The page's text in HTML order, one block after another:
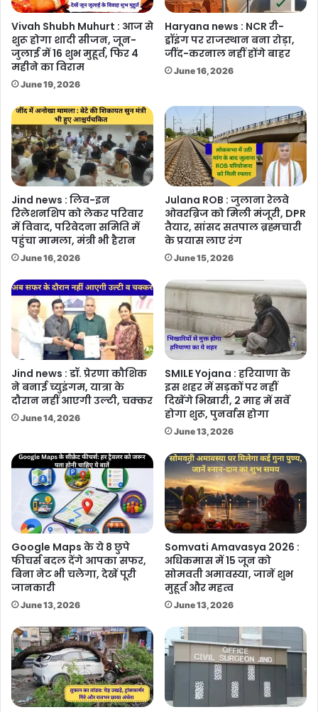
Vivah Shubh Muhurt : आज से
शुरू होगा शादी सीजन, जून-
जुलाई में 16 शुभ मुहूर्त, फिर 4
महीने का विराम
June 19, 2026
Haryana news : NCR री-
ड्रॉइंग पर राजस्थान बना रोड़ा,
जींद-करनाल नहीं होंगे बाहर
June 16, 2026
Jind news : लिव-इन
रिलेशनशिप को लेकर परिवार
में विवाद, परिवेदना समिति में
पहुंचा मामला, मंत्री भी हैरान
June 16, 2026
Julana ROB : जुलाना रेलवे
ओवरब्रिज को मिली मंजूरी, DPR
तैयार, सांसद सतपाल ब्रह्मचारी
के प्रयास लाए रंग
June 15, 2026
Jind news : डॉ. प्रेरणा कौशिक
ने बनाई च्युइंगम, यात्रा के
दौरान नहीं आएगी उल्टी, चक्कर
June 14, 2026
SMILE Yojana : हरियाणा के
इस शहर में सड़कों पर नहीं
दिखेंगे भिखारी, 2 माह में सर्वे
होगा शुरू, पुनर्वास होगा
June 13, 2026
Google Maps के ये 8 छुपे
फीचर्स बदल देंगे आपका सफर,
बिना नेट भी चलेगा, देखें पूरी
जानकारी
June 13, 2026
Somvati Amavasya 2026 :
अधिकमास में 15 जून को
सोमवती अमावस्या, जानें शुभ
मुहूर्त और महत्व
June 13, 2026